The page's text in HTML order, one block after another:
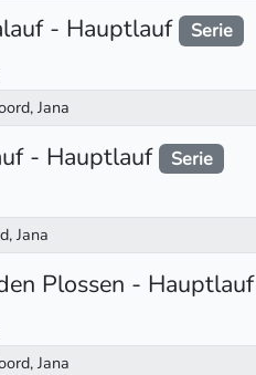
- Hauptlauf Serie
Jana
- Hauptlauf Serie
Jana
Plossen - Hauptlauf
Jana